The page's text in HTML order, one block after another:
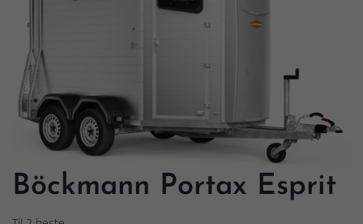
Böckmann Portax Esprit